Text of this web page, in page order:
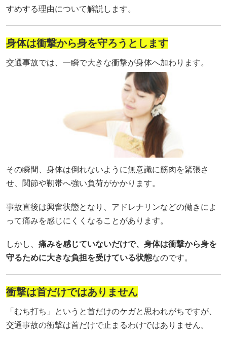
すめする理由について解説します。
身体は衝撃から身を守ろうとします
交通事故では、一瞬で大きな衝撃が身体へ加わります。
その瞬間、身体は倒れないように無意識に筋肉を緊張さ
せ、関節や靭帯へ強い負荷がかかります。
事故直後は興奮状態となり、アドレナリンなどの働きによ
って痛みを感じにくくなることがあります。
しかし、 痛みを感じていないだけで、身体は衝撃から身を
守るために大きな負担を受けている状態なのです。
衝撃は首だけではありません
「むち打ち」というと首だけのケガと思われがちですが、
交通事故の衝撃は首だけで止まるわけではありません。